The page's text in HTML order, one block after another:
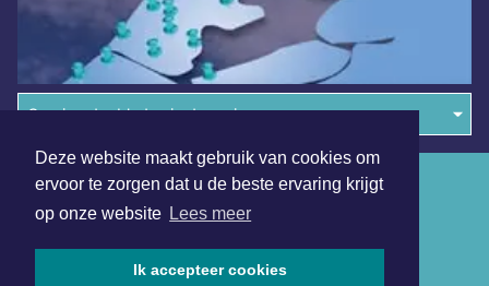
Deze website maakt gebruik van cookies om
ervoor te zorgen dat u de beste ervaring krijgt
op onze website Lees meer
Ik accepteer cookies
Overige dagbladen in de regio
Algemene voorwaarden
Disclaimer